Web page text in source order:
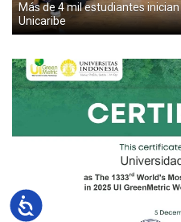
Accesibilidad
Más de 4 mil estudiantes
Unicaribe